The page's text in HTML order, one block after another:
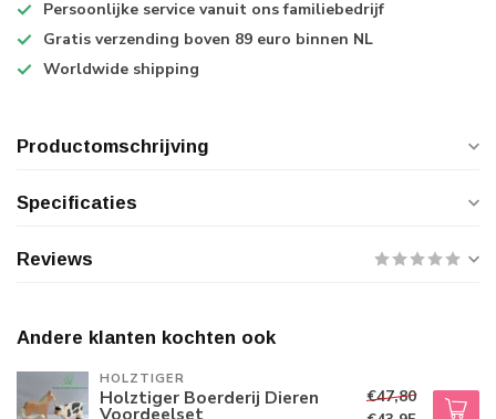
Persoonlijke service vanuit ons familiebedrijf
Gratis verzending boven 89 euro binnen NL
Worldwide shipping
Productomschrijving
Specificaties
Reviews
Andere klanten kochten ook
HOLZTIGER
Holztiger Boerderij Dieren
Voordeelset
€47,80